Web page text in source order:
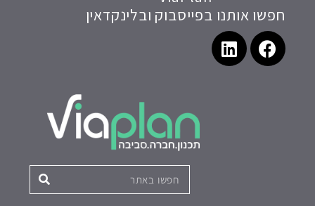
חפשו אותנו בפייסבוק ובלינקדאין